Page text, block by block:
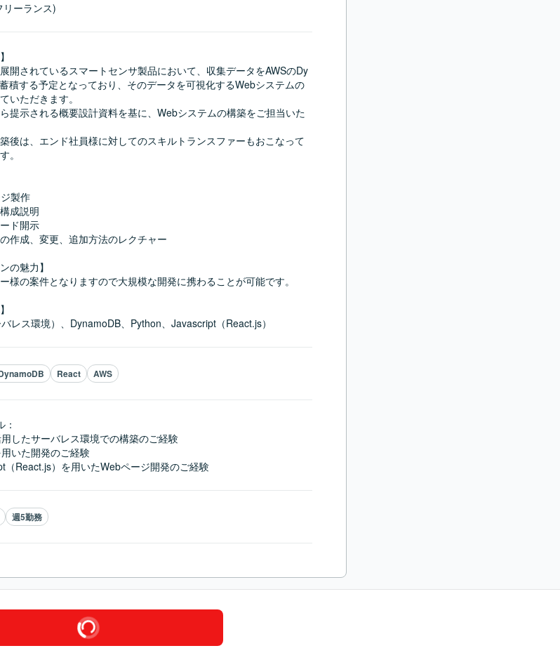
ーランス)
開されているスマートセンサ製品において、収集データをAWSのDy
積する予定となっており、そのデータを可視化するWebシステムの
いただきます。
提示される概要設計資料を基に、Webシステムの構築をご担当いた
後は、エンド社員様に対してのスキルトランスファーもおこなって
。
製作
成説明
ド開示
作成、変更、追加方法のレクチャー
の魅力】
様の案件となりますので大規模な開発に携わることが可能です。
レス環境）、DynamoDB、Python、Javascript（React.js）
React AWS
用したサーバレス環境での構築のご経験
用いた開発のご経験
（React.js）を用いたWebページ開発のご経験
週5勤務